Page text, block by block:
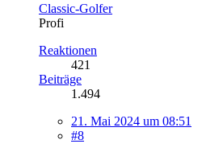
Classic-Golfer
Profi
Reaktionen
421
Beiträge
1.494
21. Mai 2024 um 08:51
#8